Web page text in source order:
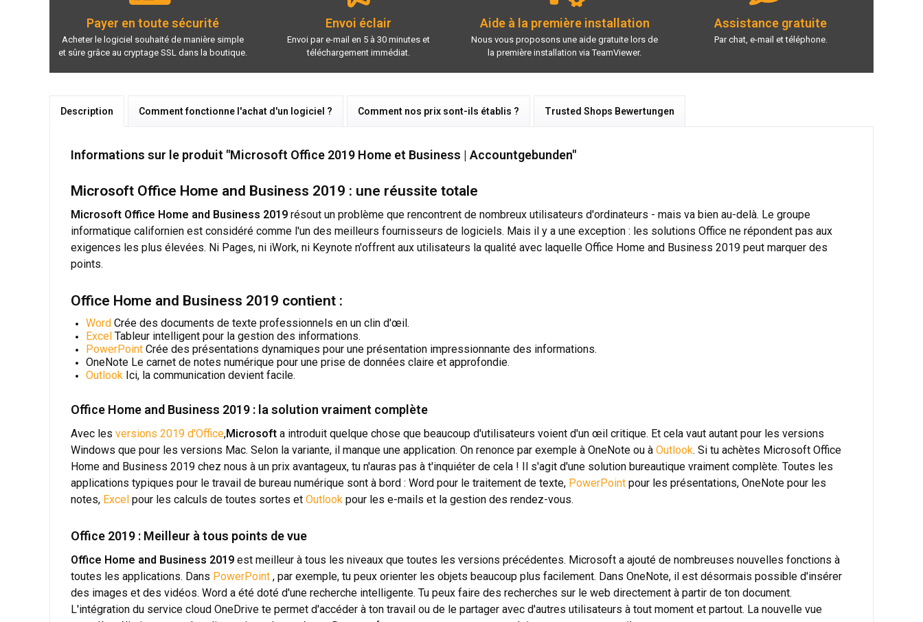
Payer en toute sécurité
Acheter le logiciel souhaité de manière simple
et sûre grâce au cryptage SSL dans la boutique.
Envoi éclair
Envoi par e-mail en 5 à 30 minutes et
téléchargement immédiat.
Aide à la première installation
Nous vous proposons une aide gratuite lors de
la première installation via TeamViewer.
Assistance gratuite
Par chat, e-mail et téléphone.
Description Comment fonctionne l'achat d'un logiciel ? Comment nos prix sont-ils établis ? Trusted Shops Bewertungen
Informations sur le produit "Microsoft Office 2019 Home et Business | Accountgebunden"
Microsoft Office Home and Business 2019 : une réussite totale
Microsoft Office Home and Business 2019 résout un problème que rencontrent de nombreux utilisateurs d'ordinateurs - mais va bien au-delà. Le groupe
informatique californien est considéré comme l'un des meilleurs fournisseurs de logiciels. Mais il y a une exception : les solutions Office ne répondent pas aux
exigences les plus élevées. Ni Pages, ni iWork, ni Keynote n'offrent aux utilisateurs la qualité avec laquelle Office Home and Business 2019 peut marquer des
points.
Office Home and Business 2019 contient :
Word Crée des documents de texte professionnels en un clin d'œil.
Excel Tableur intelligent pour la gestion des informations.
PowerPoint Crée des présentations dynamiques pour une présentation impressionnante des informations.
OneNote Le carnet de notes numérique pour une prise de données claire et approfondie.
Outlook Ici, la communication devient facile.
Office Home and Business 2019 : la solution vraiment complète
Avec les versions 2019 d'Office,Microsoft a introduit quelque chose que beaucoup d'utilisateurs voient d'un œil critique. Et cela vaut autant pour les versions
Windows que pour les versions Mac. Selon la variante, il manque une application. On renonce par exemple à OneNote ou à Outlook. Si tu achètes Microsoft Office
Home and Business 2019 chez nous à un prix avantageux, tu n'auras pas à t'inquiéter de cela ! Il s'agit d'une solution bureautique vraiment complète. Toutes les
applications typiques pour le travail de bureau numérique sont à bord : Word pour le traitement de texte, PowerPoint pour les présentations, OneNote pour les
notes, Excel pour les calculs de toutes sortes et Outlook pour les e-mails et la gestion des rendez-vous.
Office 2019 : Meilleur à tous points de vue
Office Home and Business 2019 est meilleur à tous les niveaux que toutes les versions précédentes. Microsoft a ajouté de nombreuses nouvelles fonctions à
toutes les applications. Dans PowerPoint , par exemple, tu peux orienter les objets beaucoup plus facilement. Dans OneNote, il est désormais possible d'insérer
des images et des vidéos. Word a été doté d'une recherche intelligente. Tu peux faire des recherches sur le web directement à partir de ton document.
L'intégration du service cloud OneDrive te permet d'accéder à ton travail ou de le partager avec d'autres utilisateurs à tout moment et partout. La nouvelle vue